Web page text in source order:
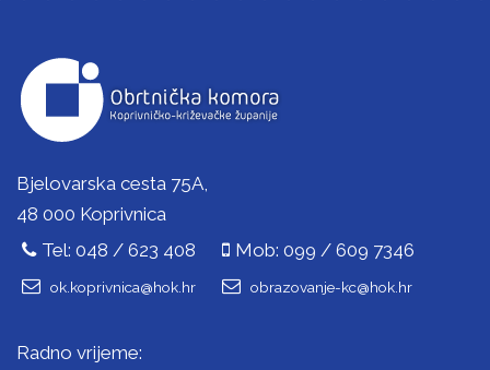
Bjelovarska cesta 75A,
48 000 Koprivnica
Tel: 048 / 623 408
Mob: 099 / 609 7346
ok.koprivnica@hok.hr obrazovanje-kc@hok.hr
Radno vrijeme: